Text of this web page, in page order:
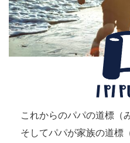
これからのパパの道標（
そしてパパが家族の道標